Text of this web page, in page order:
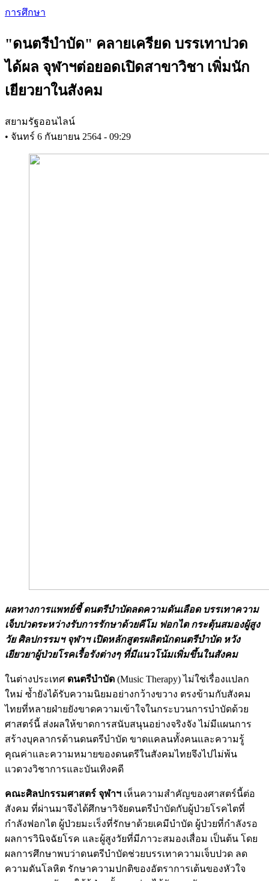
Skip
content
การศึกษา
"ดนตรีบำบัด" คลายเครียด บรรเทาปวด
ได้ผล จุฬาฯต่อยอดเปิดสาขาวิชา เพิ่มนัก
เยียวยาในสังคม
สยามรัฐออนไลน์
• จันทร์ 6 กันยายน 2564 - 09:29
ผลทางการแพทย์ชี้ ดนตรีบำบัดลดความดันเลือด บรรเทาความ
เจ็บปวดระหว่างรับการรักษาด้วยคีโม ฟอกไต กระตุ้นสมองผู้สูง
วัย ศิลปกรรมฯ จุฬาฯ เปิดหลักสูตรผลิตนักดนตรีบำบัด หวัง
เยียวยาผู้ป่วยโรคเรื้อรังต่างๆ ที่มีแนวโน้มเพิ่มขึ้นในสังคม
ในต่างประเทศ ดนตรีบำบัด (Music Therapy) ไม่ใช่เรื่องแปลก
ใหม่ ซ้ำยังได้รับความนิยมอย่างกว้างขวาง ตรงข้ามกับสังคม
ไทยที่หลายฝ่ายยังขาดความเข้าใจในกระบวนการบำบัดด้วย
ศาสตร์นี้ ส่งผลให้ขาดการสนับสนุนอย่างจริงจัง ไม่มีแผนการ
สร้างบุคลากรด้านดนตรีบำบัด ขาดแคลนทั้งคนและความรู้
คุณค่าและความหมายของดนตรีในสังคมไทยจึงไปไม่พ้น
แวดวงวิชาการและบันเทิงคดี
คณะศิลปกรรมศาสตร์ จุฬาฯ เห็นความสำคัญของศาสตร์นี้ต่อ
สังคม ที่ผ่านมาจึงได้ศึกษาวิจัยดนตรีบำบัดกับผู้ป่วยโรคไตที่
กำลังฟอกไต ผู้ป่วยมะเร็งที่รักษาด้วยเคมีบำบัด ผู้ป่วยที่กำลังรอ
ผลการวินิจฉัยโรค และผู้สูงวัยที่มีภาวะสมองเสื่อม เป็นต้น โดย
ผลการศึกษาพบว่าดนตรีบำบัดช่วยบรรเทาความเจ็บปวด ลด
ความดันโลหิต รักษาความปกติของอัตราการเต้นของหัวใจ